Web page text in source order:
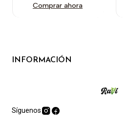
Comprar ahora
INFORMACIÓN
Síguenos